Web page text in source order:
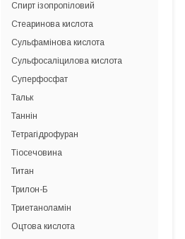
Спирт ізопропіловий
Стеаринова кислота
Сульфамінова кислота
Сульфосаліцилова кислота
Суперфосфат
Тальк
Таннін
Тетрагідрофуран
Тіосечовина
Титан
Трилон-Б
Триетаноламін
Оцтова кислота